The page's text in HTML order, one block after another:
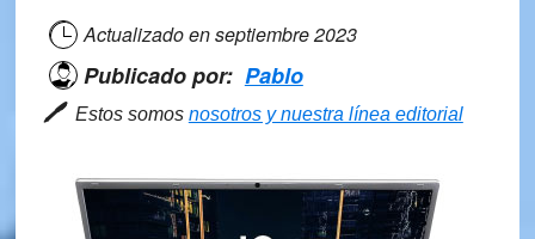
Actualizado enseptiembre 2023
Publicado por: Pablo
🖊 Estos somos nosotros y nuestra línea editorial